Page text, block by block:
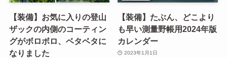
【装備】お気に入りの登山
ザックの内側のコーティン
グがボロボロ、ベタベタに
なりました
【装備】たぶん、どこより
も早い測量野帳用2024年版
カレンダー
2023年1月1日